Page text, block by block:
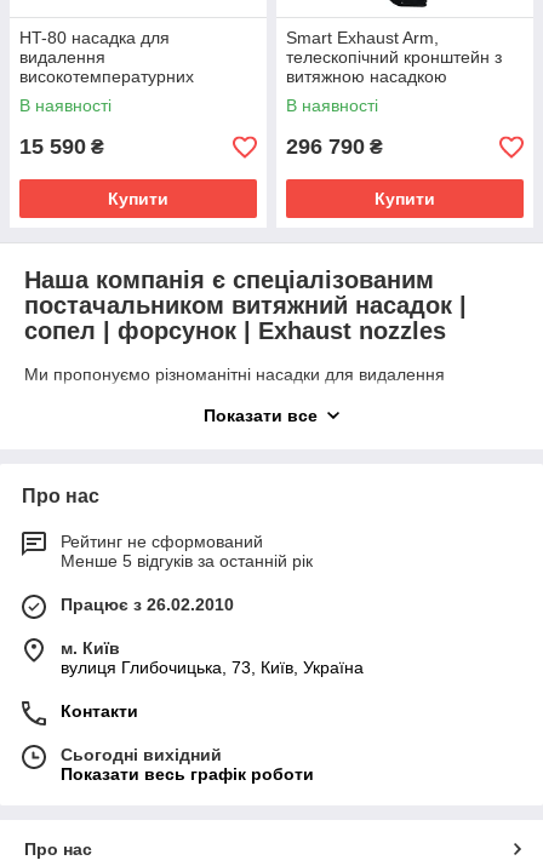
HT-80 насадка для
видалення
високотемпературних
вихлопних газів
В наявності
15 590 ₴
Купити
Smart Exhaust Arm,
телескопічний кронштейн з
витяжною насадкою
В наявності
296 790 ₴
Купити
Наша компанія є спеціалізованим
постачальником витяжний насадок |
cопел | форсунок | Exhaust nozzles
Ми пропонуємо різноманітні насадки для видалення
місцях, де необхідно завести автомобіль у закритому
вихлопних труб, а також до потреб СТО та її працівників.
Сьогодні це завдання ускладнюється тим, що виробники
автомобілів пропонують безліч різних автомобілів з великою
Насадки доступні з демпфером або без нього, можуть
кріпитися до балансирів,
повітряпроводів і шлангових котушок.
асортименті, повідомте нам про це.
Показати все
Про нас
Рейтинг не сформований
Менше 5 відгуків за останній рік
Працює з 26.02.2010
м. Київ
вулиця Глибочицька, 73, Київ, Україна
Контакти
Сьогодні вихідний
Показати весь графік роботи
Про нас